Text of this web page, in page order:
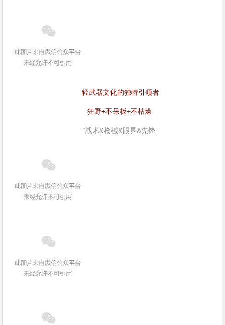
轻武器文化的独特引领者
狂野+不呆板+不枯燥
“战术&枪械&眼界&先锋”